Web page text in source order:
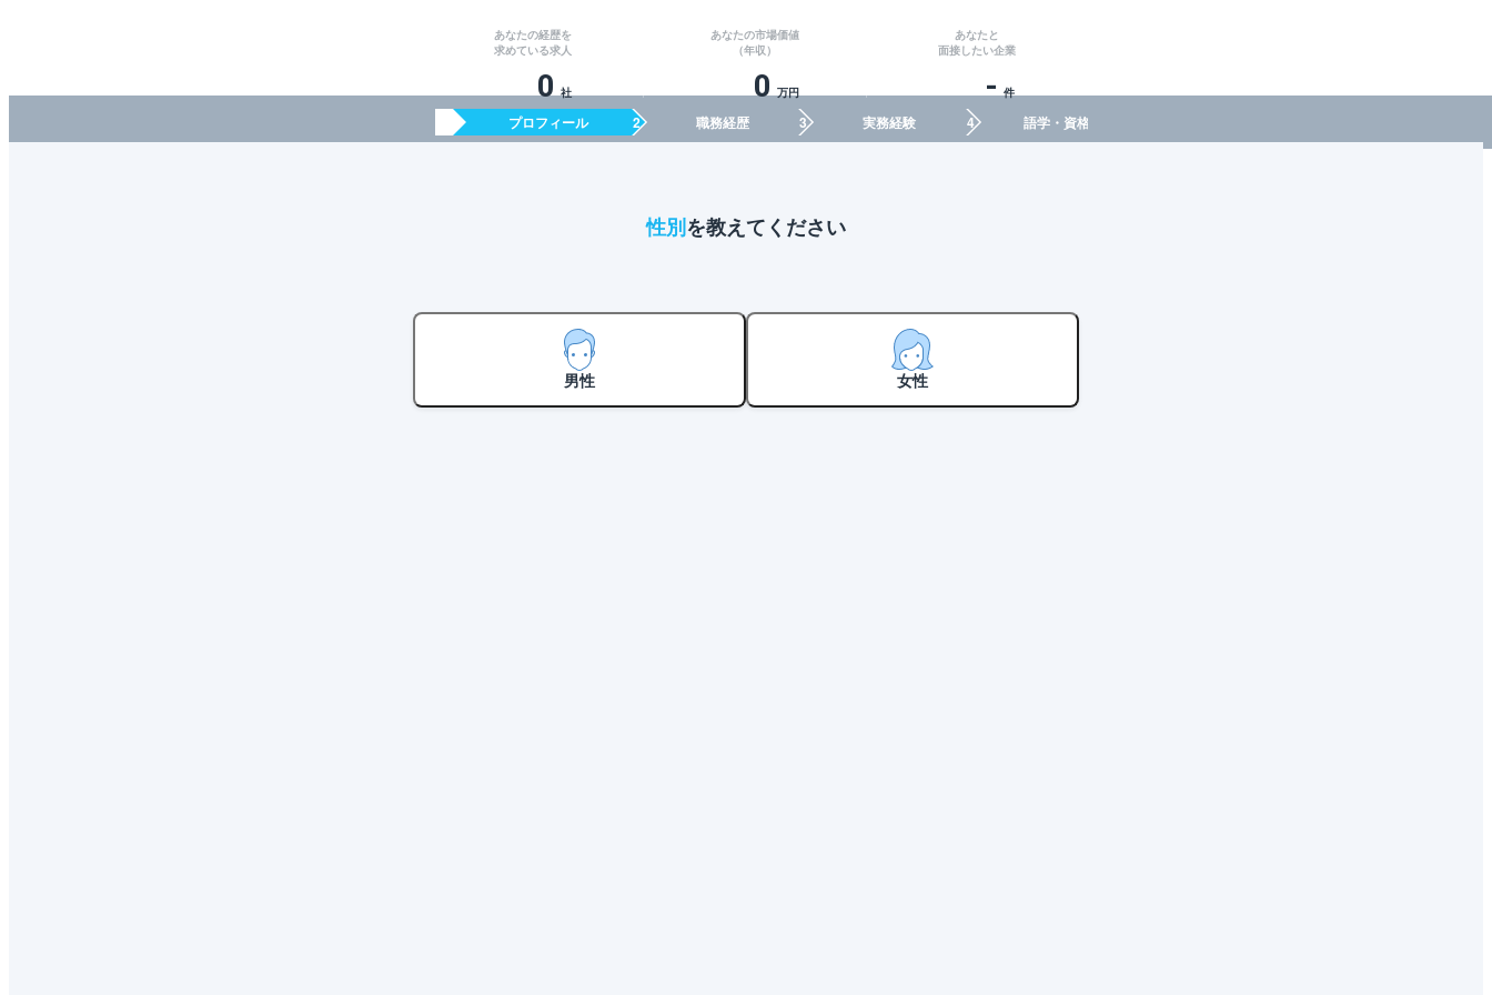
あなたの経歴を
求めている求人
0 社
あなたの市場価値
（年収）
0 万円
あなたと
面接したい企業
- 件
プロフィール 職務経歴 実務経験 語学・資格
性別を教えてください
男性 女性